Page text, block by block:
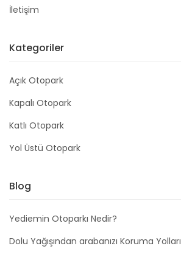
İletişim
Kategoriler
Açık Otopark
Kapalı Otopark
Katlı Otopark
Yol Üstü Otopark
Blog
Yediemin Otoparkı Nedir?
Dolu Yağışından arabanızı Koruma Yolları